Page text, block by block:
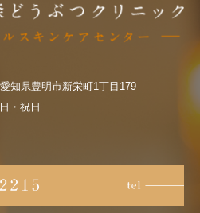
知県豊明市新栄町1丁目179
・祝日